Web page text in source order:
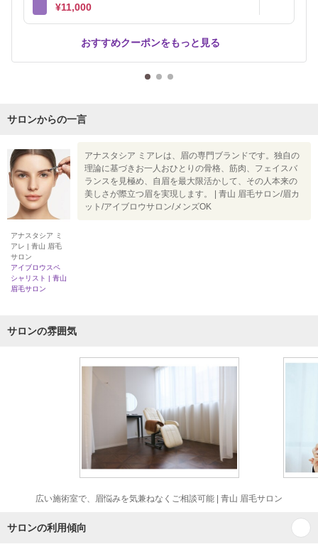
¥11,000
おすすめクーポンをもっと見る
サロンからの一言
アナスタシア ミ
アレ | 青山 眉毛
サロン
アイブロウスペ
シャリスト | 青山
眉毛サロン
アナスタシア ミアレは、眉の専門ブランドです。独自の
理論に基づきお一人おひとりの骨格、筋肉、フェイスバ
ランスを見極め、自眉を最大限活かして、その人本来の
美しさが際立つ眉を実現します。 | 青山 眉毛サロン/眉カ
ット/アイブロウサロン/メンズOK
サロンの雰囲気
広い施術室で、眉悩みを気兼ねなくご相談可能 | 青山 眉毛サロン
サロンの利用傾向